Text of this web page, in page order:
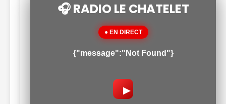
🎧 RADIO LE CHATELET
● EN DIRECT
{"message":"Not Found"}
▶